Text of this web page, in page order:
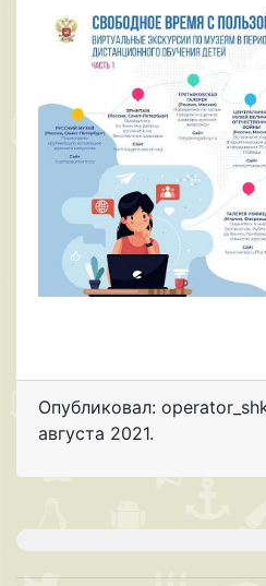
Опубликовал:
августа 2021.